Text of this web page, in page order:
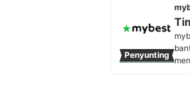
Penyunting